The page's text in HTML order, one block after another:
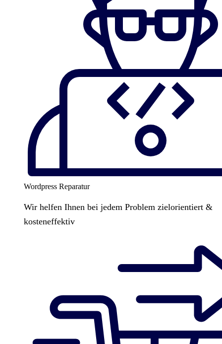
Wordpress Reparatur
Wir helfen Ihnen bei jedem Problem zielorientiert &
kosteneffektiv